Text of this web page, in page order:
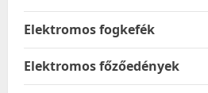
Elektromos fogkefék
Elektromos főzőedények